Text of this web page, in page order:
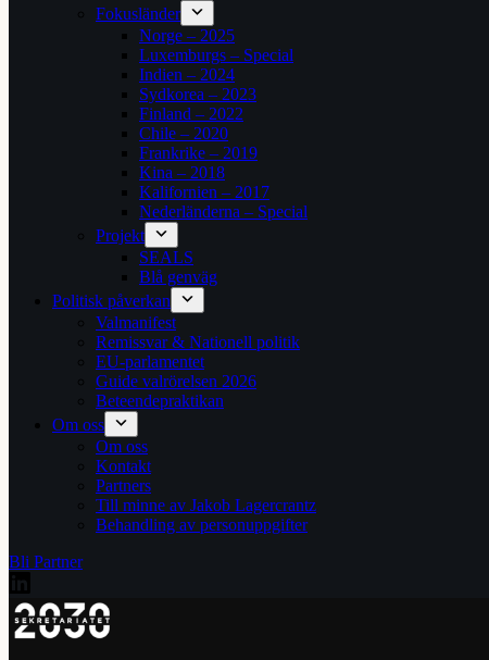
Fokusländer
Norge – 2025
Luxemburgs – Special
Indien – 2024
Sydkorea – 2023
Finland – 2022
Chile – 2020
Frankrike – 2019
Kina – 2018
Kalifornien – 2017
Nederländerna – Special
Projekt
SEALS
Blå genväg
Politisk påverkan
Valmanifest
Remissvar & Nationell politik
EU-parlamentet
Guide valrörelsen 2026
Beteendepraktikan
Om oss
Om oss
Kontakt
Partners
Till minne av Jakob Lagercrantz
Behandling av personuppgifter
Bli Partner